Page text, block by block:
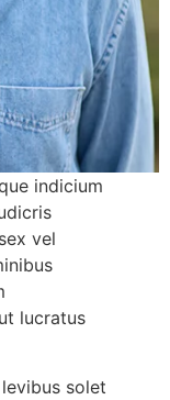
indicium
vel
lucratus
solet